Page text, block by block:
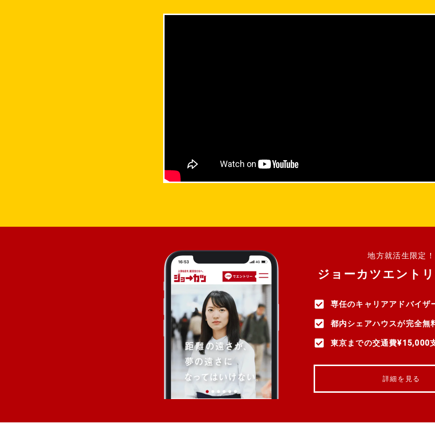
地方就活生限定！
ジョーカツエント
専任のキャリアアドバイザ
都内シェアハウスが完全無
東京までの交通費¥15,000
詳細を見る